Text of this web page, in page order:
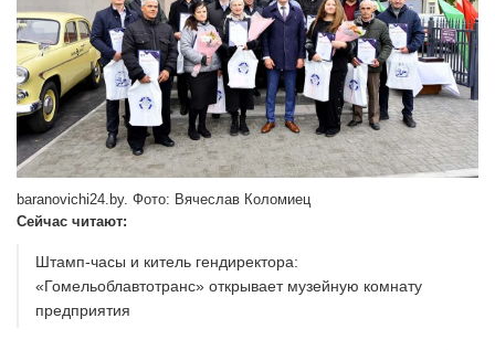
baranovichi24.by. Фото: Вячеслав Коломиец
Сейчас читают:
Штамп-часы и китель гендиректора:
«Гомельоблавтотранс» открывает музейную комнату
предприятия